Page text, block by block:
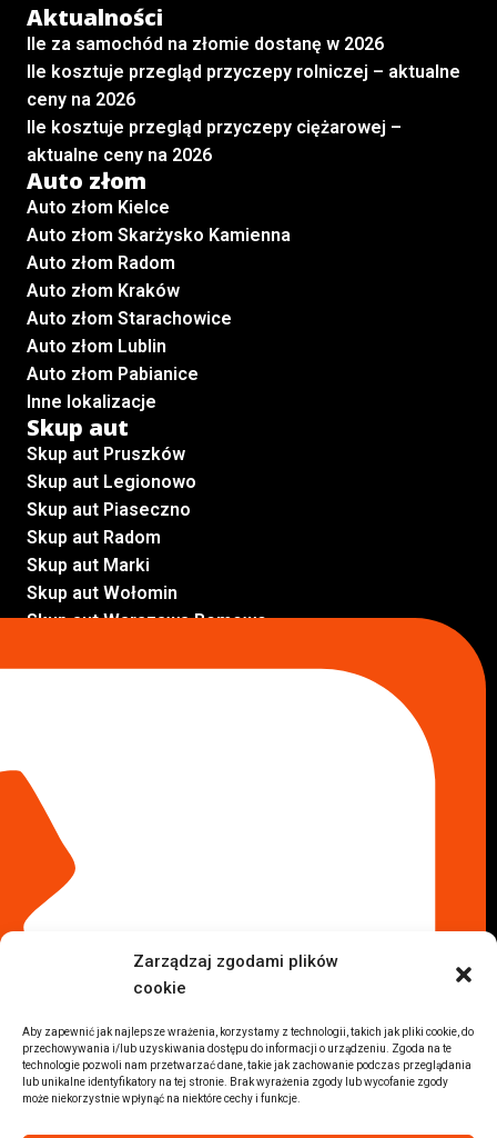
Zarządzaj zgodami plików
cookie
Aby zapewnić jak najlepsze wrażenia, korzystamy z technologii, takich jak pliki cookie, do
przechowywania i/lub uzyskiwania dostępu do informacji o urządzeniu. Zgoda na te
technologie pozwoli nam przetwarzać dane, takie jak zachowanie podczas przeglądania
lub unikalne identyfikatory na tej stronie. Brak wyrażenia zgody lub wycofanie zgody
może niekorzystnie wpłynąć na niektóre cechy i funkcje.
Aktualności
Ile za samochód na złomie dostanę w 2026
Ile kosztuje przegląd przyczepy rolniczej – aktualne
ceny na 2026
Ile kosztuje przegląd przyczepy ciężarowej –
aktualne ceny na 2026
Auto złom
Auto złom Kielce
Auto złom Skarżysko Kamienna
Auto złom Radom
Auto złom Kraków
Auto złom Starachowice
Auto złom Lublin
Auto złom Pabianice
Inne lokalizacje
Skup aut
Skup aut Pruszków
Skup aut Legionowo
Skup aut Piaseczno
Skup aut Radom
Skup aut Marki
Skup aut Wołomin
Skup aut Warszawa Bemowo
Lokalizacje
Komis samochodowy Kraków
Komis samochodowy Radom
Komis samochodowy Płock
Komis samochodowy Opole
Komis samochodowy Lublin
Komis samochodowy Sochaczew
Inne Lokalizacje
Auta z USA Rzeszów
Auta z USA Białystok
Auta z USA Kraków
Marki samochodów